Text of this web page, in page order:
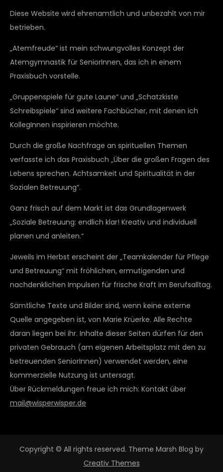
Diese Website wird ehrenamtlich und unbezahlt von mir
betrieben.
„Atemfreude“ ist mein schwungvolles Konzept der
Atemgymnastik für SeniorInnen, das ich in einem
Praxisbuch vorstelle.
„Gruppenspiele für gute Laune“ und „Schatzkiste
Schreibspiele“ sind weitere Fachbücher, mit denen ich
KollegInnen inspirieren möchte.
Durch die große Nachfrage an spirituellen Themen
verfasste ich das Praxisbuch „Über die großen Fragen des
Lebens sprechen. Achtsamkeit und Spiritualität in der
Sozialen Betreuung“.
Ganz frisch auf dem Markt ist das Grundlagenwerk
„Soziale Betreuung: endlich klar! Kreativ und individuell
planen und anleiten.“
Jeweils im Herbst erscheint der „Teamkalender für Pflege
und Betreuung“ mit fröhlichen, ermutigenden und
nachdenklichen Impulsen für frische Kraft im Berufsalltag.
Sämtliche Texte und Bilder sind, wenn keine externe
Quelle angegeben ist, von Marie Krüerke. Alle Rechte
daran liegen bei ihr. Inhalte dieser Seiten dürfen für den
privaten Gebrauch (am eigenen Arbeitsplatz mit den zu
betreuenden SeniorInnen) verwendet werden, eine
kommerzielle Nutzung ist untersagt.
Über Rückmeldungen freue ich mich: Kontakt über
mail@wisperwisper.de
Copyright © All rights reserved. Theme Marsh Blog by
Creativ Themes